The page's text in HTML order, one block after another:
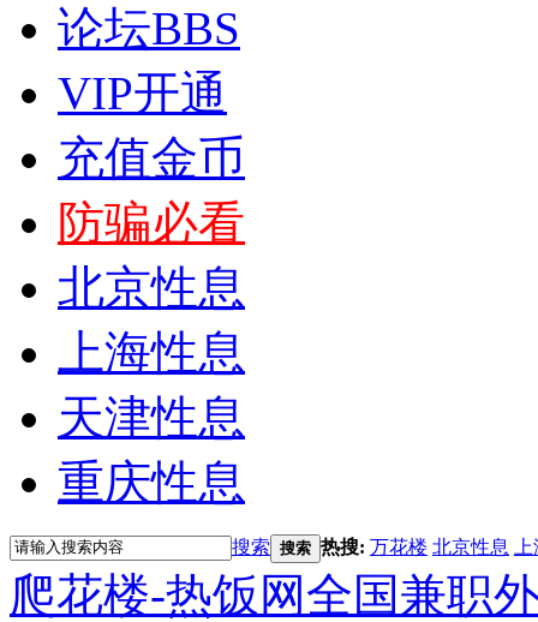
论坛BBS
VIP开通
充值金币
防骗必看
北京性息
上海性息
天津性息
重庆性息
搜索 搜索 热搜: 万花楼 北京性息
爬花楼-热饭网全国兼职